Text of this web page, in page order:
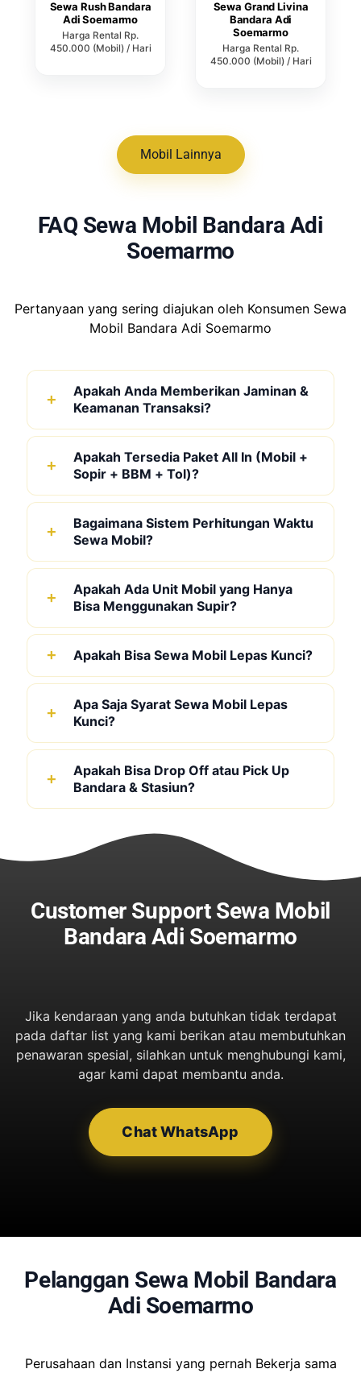
Sewa Rush Bandara
Adi Soemarmo
Harga Rental Rp.
450.000 (Mobil) / Hari
Sewa Grand Livina
Bandara Adi
Soemarmo
Harga Rental Rp.
450.000 (Mobil) / Hari
Mobil Lainnya
FAQ Sewa Mobil Bandara Adi
Soemarmo
Pertanyaan yang sering diajukan oleh Konsumen Sewa
Mobil Bandara Adi Soemarmo
Apakah Anda Memberikan Jaminan &
Keamanan Transaksi?
Apakah Tersedia Paket All In (Mobil +
Sopir + BBM + Tol)?
Bagaimana Sistem Perhitungan Waktu
Sewa Mobil?
Apakah Ada Unit Mobil yang Hanya
Bisa Menggunakan Supir?
Apakah Bisa Sewa Mobil Lepas Kunci?
Apa Saja Syarat Sewa Mobil Lepas
Kunci?
Apakah Bisa Drop Off atau Pick Up
Bandara & Stasiun?
Customer Support Sewa Mobil
Bandara Adi Soemarmo
Jika kendaraan yang anda butuhkan tidak terdapat
pada daftar list yang kami berikan atau membutuhkan
penawaran spesial, silahkan untuk menghubungi kami,
agar kami dapat membantu anda.
Chat WhatsApp
Pelanggan Sewa Mobil Bandara
Adi Soemarmo
Perusahaan dan Instansi yang pernah Bekerja sama